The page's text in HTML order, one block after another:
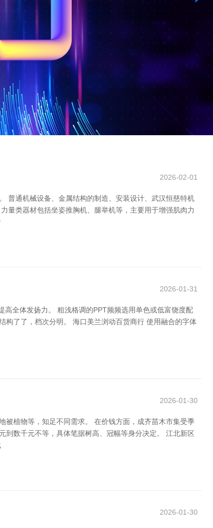
2026-02-01
普通机械设备、金属结构的制造、安装设计、武汉恒慈特机
量类器材包括坐姿推胸机、腿举机等，主要用于增强肌肉力
2026-01-31
全体发扬力。 粗浅格调的PPT频频选用单色或低富饶度配
构了了，档次分明。 海口美兰浏动百货商行 使用融合的字体
2026-01-30
被植物等，知足不同需求。 在价钱方面，成齐苗木市集受季
数千元不等，具体笔据树高、冠幅等身分决定。 江北新区
2026-01-30